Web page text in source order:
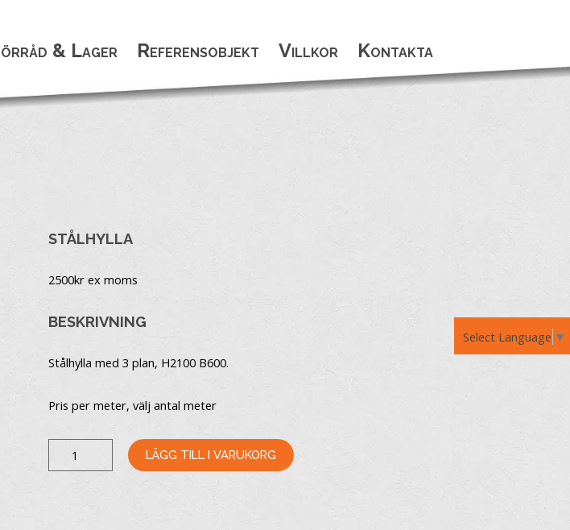
& Lager Referensobjekt Villkor Kontakta
Select Language ▼
STÅLHYLLA
2500kr ex moms
BESKRIVNING
Stålhylla med 3 plan, H2100 B600.
Pris per meter, välj antal meter
LÄGG TILL I VARUKORG